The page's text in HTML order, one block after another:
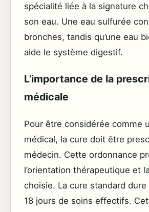
spécialité liée à la signature
son eau. Une eau sulfurée
bronches, tandis qu’une eau
aide le système digestif.
L’importance de la
médicale
Pour être considérée comme
médical, la cure doit être
médecin. Cette ordonnance
l’orientation thérapeutique et
choisie. La cure standard
18 jours de soins effectifs.